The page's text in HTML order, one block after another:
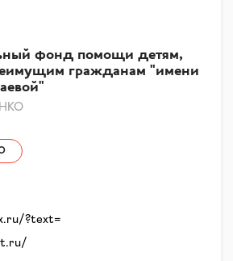
НКО
фонд помощи детям,
гражданам "имени
?text=